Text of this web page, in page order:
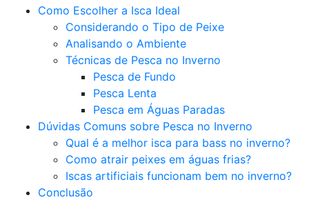
Como Escolher a Isca Ideal
Considerando o Tipo de Peixe
Analisando o Ambiente
Técnicas de Pesca no Inverno
Pesca de Fundo
Pesca Lenta
Pesca em Águas Paradas
Dúvidas Comuns sobre Pesca no Inverno
Qual é a melhor isca para bass no inverno?
Como atrair peixes em águas frias?
Iscas artificiais funcionam bem no inverno?
Conclusão